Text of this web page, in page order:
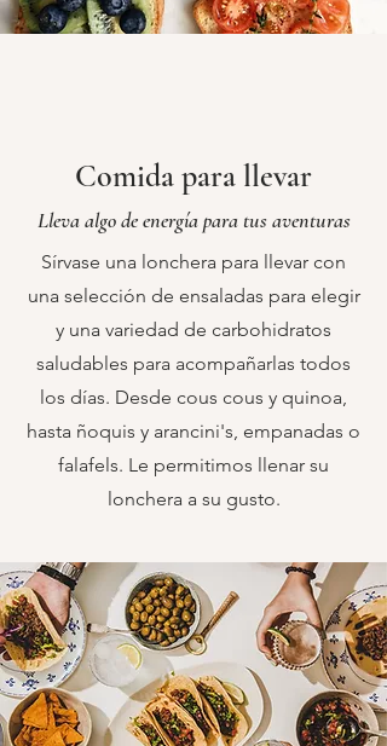
Comida para llevar
Lleva algo de energía para tus aventuras
Sírvase una lonchera para llevar con
una selección de ensaladas para elegir
y una variedad de carbohidratos
saludables para acompañarlas todos
los días. Desde cous cous y quinoa,
hasta ñoquis y arancini's, empanadas o
falafels. Le permitimos llenar su
lonchera a su gusto.